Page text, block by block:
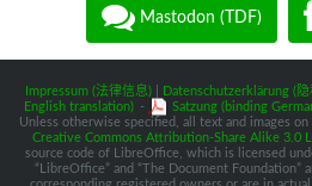
Mastodon (TDF)
Impressum (法律信息)| Datenschutzerklärung (
English translation) - Satzung (binding
Unless otherwise specified, all text and images
Creative Commons Attribution-Share Alike 3.0
source code of LibreOffice, which is licensed
“LibreOffice” and “The Document